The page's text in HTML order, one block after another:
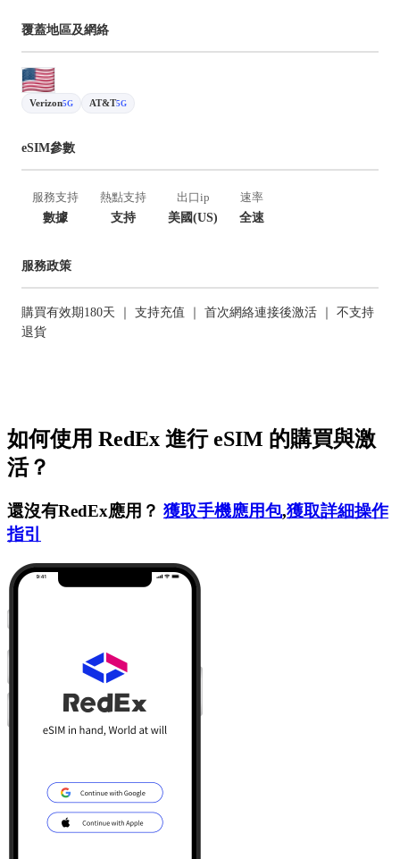
覆蓋地區及網絡
Verizon5G AT&T5G
eSIM參數
服務支持
數據
熱點支持
支持
出口ip
美國(US)
速率
全速
服務政策
購買有效期180天 ｜ 支持充值 ｜ 首次網絡連接後激活 ｜ 不支持
退貨
如何使用 RedEx 進行 eSIM 的購買與激
活？
還沒有RedEx應用？ 獲取手機應用包,獲取詳細操作
指引